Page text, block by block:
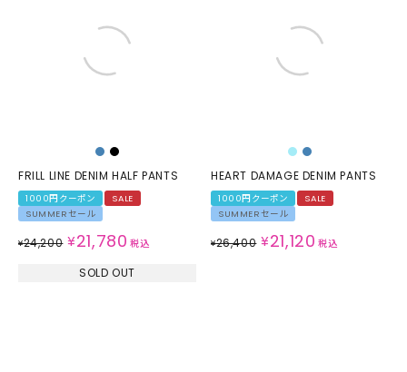
FRILL LINE DENIM HALF PANTS
1000円クーポン
SALE
SUMMERセール
¥24,200 ¥21,780 税込
SOLD OUT
HEART DAMAGE DENIM PANTS
1000円クーポン
SALE
SUMMERセール
¥26,400 ¥21,120 税込